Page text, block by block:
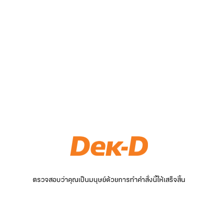
ตรวจสอบว่าคุณเป็นมนุษย์ด้วยการทำคำสั่งนี้ให้เสร็จสิ้น